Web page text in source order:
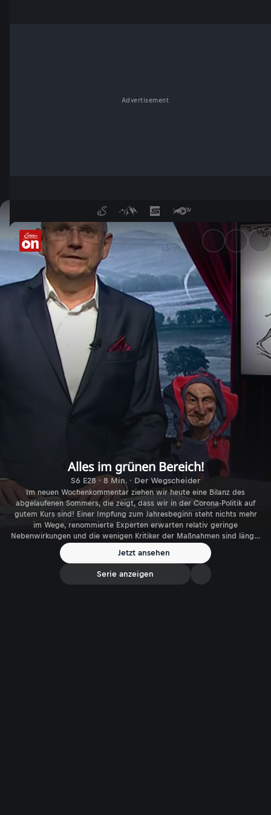
Advertisement
05. September -
Alles im grünen Bereich!
S6 E28 · 8 Min. · Der Wegscheider
Im neuen Wochenkommentar ziehen wir heute eine Bilanz des
abgelaufenen Sommers, die zeigt, dass wir in der Corona-Politik auf
gutem Kurs sind! Einer Impfung zum Jahresbeginn steht nichts mehr
im Wege, renommierte Experten erwarten relativ geringe
Nebenwirkungen und die wenigen Kritiker der Maßnahmen sind längst
als rechte Spinner und Covidioten enttarnt!
Jetzt ansehen
Serie anzeigen